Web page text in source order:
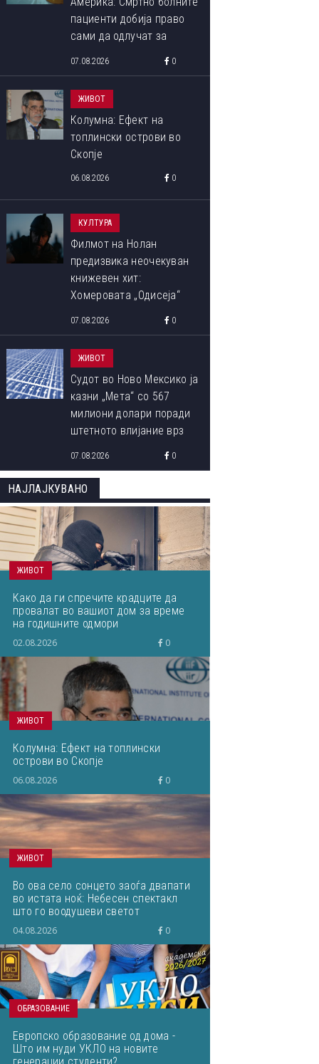
пациенти добија право
сами да одлучат за
07.08.2026 0
ЖИВОТ
Колумна: Ефект на
топлински острови во
Скопје
06.08.2026 0
КУЛТУРА
Филмот на Нолан
предизвика неочекуван
книжевен хит:
Хомеровата „Одисеја“
07.08.2026 0
ЖИВОТ
Судот во Ново Мексико ја
казни „Мета“ со 567
милиони долари поради
штетното влијание врз
07.08.2026 0
НАЈЛАЈКУВАНО
ЖИВОТ
Како да ги спречите крадците да
провалат во вашиот дом за време
на годишните одмори
02.08.2026 0
ЖИВОТ
Колумна: Ефект на топлински
острови во Скопје
06.08.2026 0
ЖИВОТ
Во ова село сонцето заоѓа двапати
во истата ноќ: Небесен спектакл
што го воодушеви светот
04.08.2026 0
ОБРАЗОВАНИЕ
Европско образование од дома -
Што им нуди УКЛО на новите